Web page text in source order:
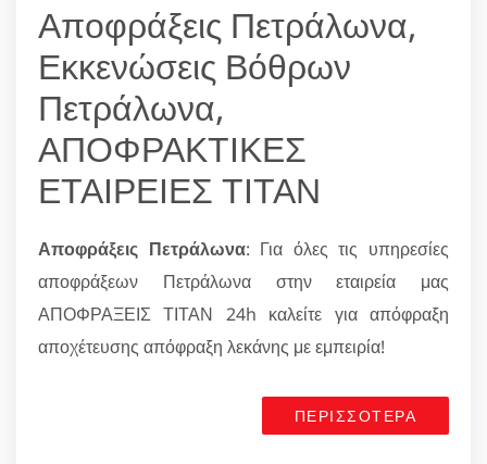
Αποφράξεις Πετράλωνα,
Εκκενώσεις Βόθρων
Πετράλωνα,
ΑΠΟΦΡΑΚΤΙΚΕΣ
ΕΤΑΙΡΕΙΕΣ ΤΙΤΑΝ
Αποφράξεις Πετράλωνα: Για όλες τις υπηρεσίες
αποφράξεων Πετράλωνα στην εταιρεία μας
ΑΠΟΦΡΑΞΕΙΣ ΤΙΤΑΝ 24h καλείτε για απόφραξη
αποχέτευσης απόφραξη λεκάνης με εμπειρία!
ΠΕΡΙΣΣΟΤΕΡΑ